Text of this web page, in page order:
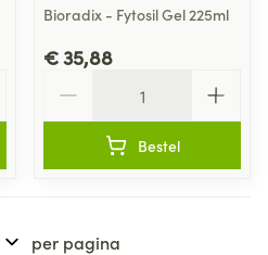
Bioradix - Fytosil Gel 225ml
€ 35,88
Bestel
per pagina